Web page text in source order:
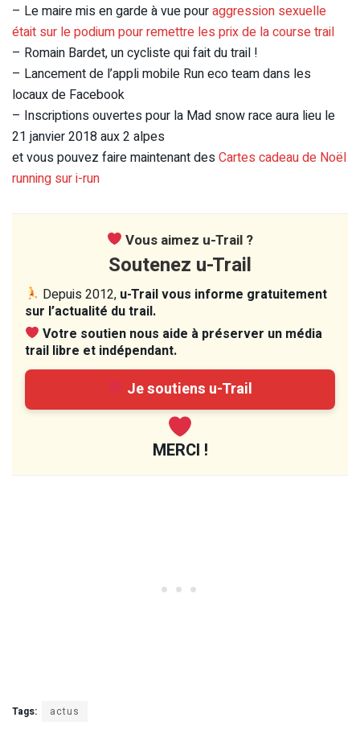
– Le maire mis en garde à vue pouraggression sexuelle
était sur le podium pour remettre les prix de la course trail
– Romain Bardet, un cycliste qui fait du trail !
– Lancement de l’appli mobile Run eco team dans les
locaux de Facebook
– Inscriptions ouvertes pour la Mad snow race aura lieu le
21 janvier 2018 aux 2 alpes
et vous pouvez faire maintenant desCartes cadeau de Noël
running sur i-run
Vous aimez u-Trail ?
Soutenez u-Trail
Depuis 2012, u-Trail vous informe gratuitement
sur l’actualité du trail.
Votre soutien nous aide à préserver un média
trail libre et indépendant.
Je soutiens u-Trail
MERCI !
Tags: actus